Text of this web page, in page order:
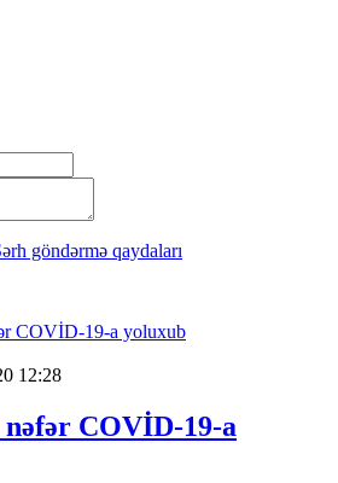
göndərmə qaydaları
12:28
COVİD-19-a